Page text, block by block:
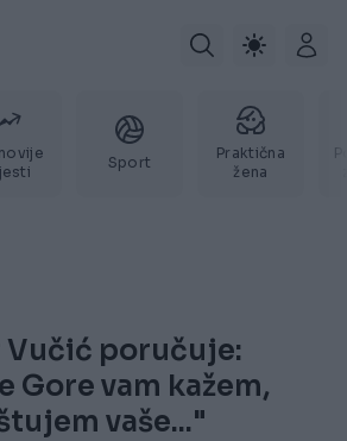
Sport
Praktična
žena
Vučić poručuje:
Gore vam kažem,
vaše..."